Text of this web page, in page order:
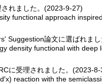
れました。(2023-9-27)
functional approach
Suggestion論文に選ばれま
density functional with deep
に受理されました。(2023-
reaction with the